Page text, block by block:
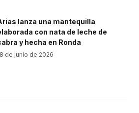
lanza una mantequilla
con nata de leche de
y hecha en Ronda
de junio de 2026